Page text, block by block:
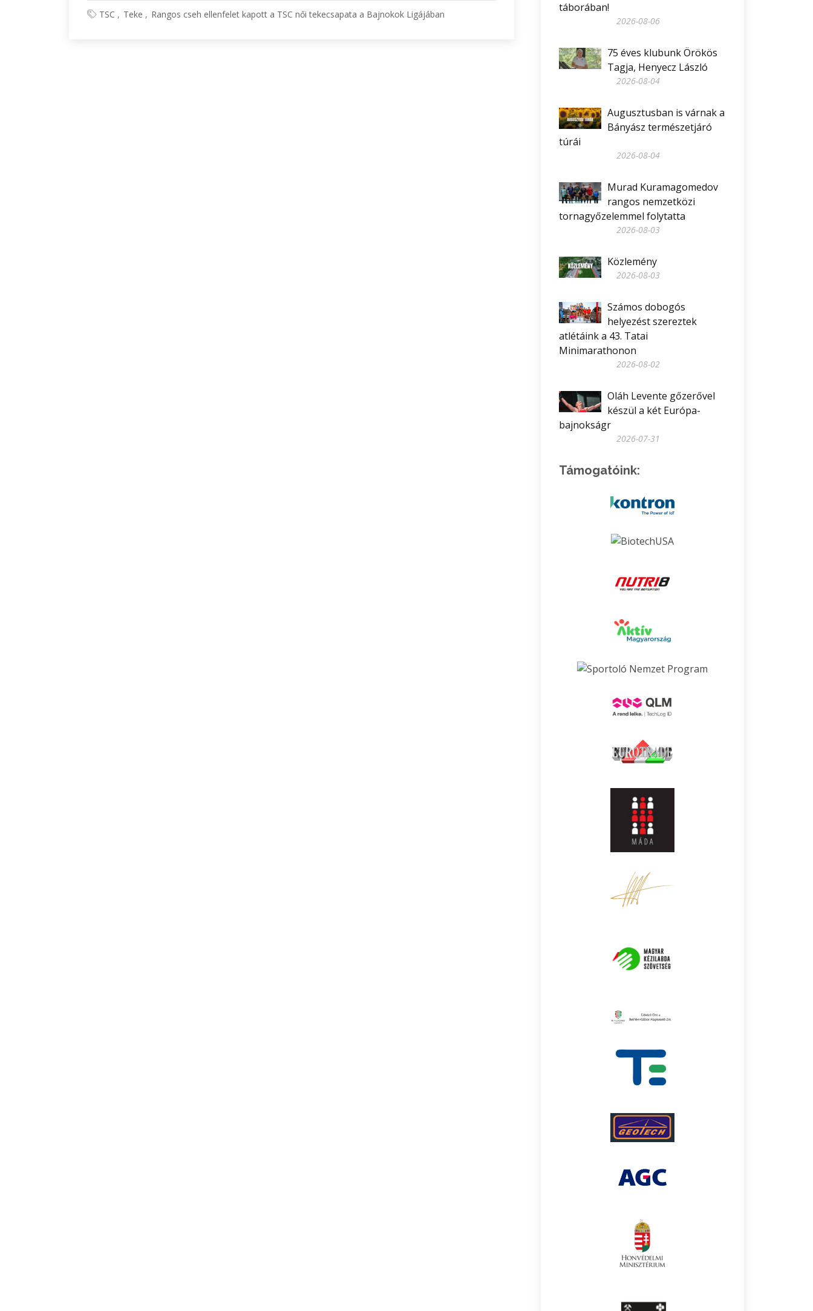
TSC Teke Rangos cseh ellenfelet kapott a TSC női tekecsapata a Bajnokok Ligájában
táborában!
2026-08-06
75 éves klubunk Örökös
Tagja, Henyecz László
2026-08-04
Augusztusban is várnak a
Bányász természetjáró
túrái
2026-08-04
Murad Kuramagomedov
rangos nemzetközi
tornagyőzelemmel folytatta
2026-08-03
Közlemény
2026-08-03
Számos dobogós
helyezést szereztek
atlétáink a 43. Tatai
Minimarathonon
2026-08-02
Oláh Levente gőzerővel
készül a két Európa-
bajnokságr
2026-07-31
Támogatóink: